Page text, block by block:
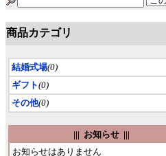
商品カテゴリ
結婚式場(0)
ギフト(0)
その他(0)
||| お知らせ |||
お知らせはありません